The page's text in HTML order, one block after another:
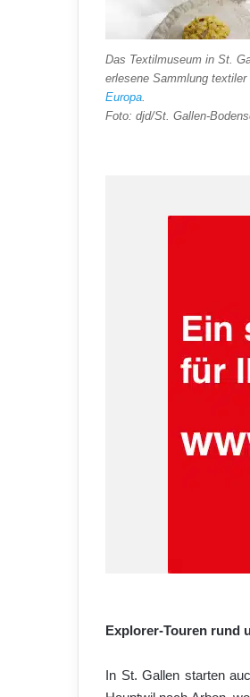
Das Textilmuseum in St.
erlesene Sammlung
Europa.
Foto: djd/St. Gallen-
Explorer-Touren rund
In St. Gallen starten